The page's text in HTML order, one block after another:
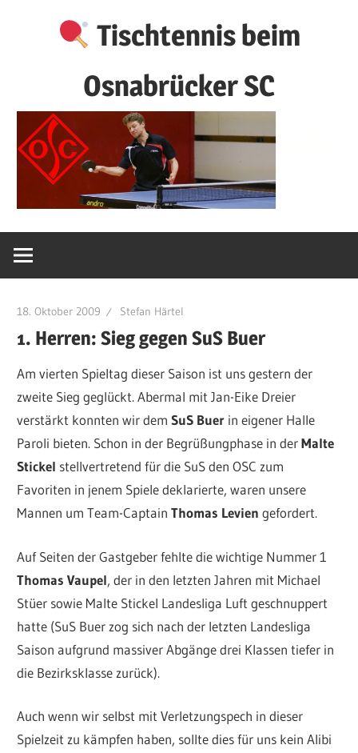
Tischtennis beim
Osnabrücker SC
18. Oktober 2009 Stefan Härtel
1. Herren: Sieg gegen SuS Buer
Am vierten Spieltag dieser Saison ist uns gestern der
zweite Sieg geglückt. Abermal mit Jan-Eike Dreier
verstärkt konnten wir demSuS Buer in eigener Halle
Paroli bieten. Schon in der Begrüßungphase in derMalte
Stickel stellvertretend für die SuS den OSC zum
Favoriten in jenem Spiele deklarierte, waren unsere
Mannen um Team-CaptainThomas Levien gefordert.
Auf Seiten der Gastgeber fehlte die wichtige Nummer 1
Thomas Vaupel, der in den letzten Jahren mit Michael
Stüer sowie Malte Stickel Landesliga Luft geschnuppert
hatte (SuS Buer zog sich nach der letzten Landesliga
Saison aufgrund massiver Abgänge drei Klassen tiefer in
die Bezirksklasse zurück).
Auch wenn wir selbst mit Verletzungspech in dieser
Spielzeit zu kämpfen haben, sollte dies für uns kein Alibi